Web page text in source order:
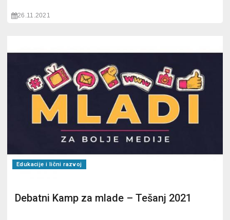
26.11.2021
Edukacije i lični razvoj
Debatni Kamp za mlade – Tešanj 2021